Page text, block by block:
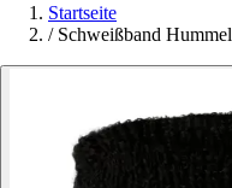
Startseite
/ Schweißband Hummel